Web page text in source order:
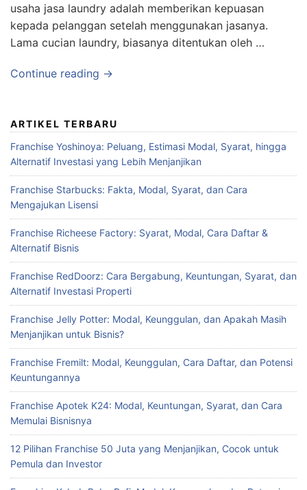
usaha jasa laundry adalah memberikan kepuasan
kepada pelanggan setelah menggunakan jasanya.
Lama cucian laundry, biasanya ditentukan oleh …
Continue reading →
ARTIKEL TERBARU
Franchise Yoshinoya: Peluang, Estimasi Modal, Syarat, hingga
Alternatif Investasi yang Lebih Menjanjikan
Franchise Starbucks: Fakta, Modal, Syarat, dan Cara
Mengajukan Lisensi
Franchise Richeese Factory: Syarat, Modal, Cara Daftar &
Alternatif Bisnis
Franchise RedDoorz: Cara Bergabung, Keuntungan, Syarat, dan
Alternatif Investasi Properti
Franchise Jelly Potter: Modal, Keunggulan, dan Apakah Masih
Menjanjikan untuk Bisnis?
Franchise Fremilt: Modal, Keunggulan, Cara Daftar, dan Potensi
Keuntungannya
Franchise Apotek K24: Modal, Keuntungan, Syarat, dan Cara
Memulai Bisnisnya
12 Pilihan Franchise 50 Juta yang Menjanjikan, Cocok untuk
Pemula dan Investor